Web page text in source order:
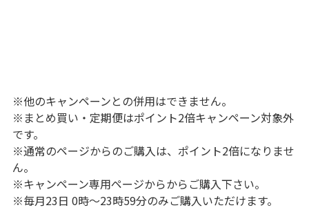
※他のキャンペーンとの併用はできません。
※まとめ買い・定期便はポイント2倍キャンペーン対象外
です。
※通常のページからのご購入は、ポイント2倍になりませ
ん。
※キャンペーン専用ページからからご購入下さい。
※毎月23日 0時～23時59分のみご購入いただけます。